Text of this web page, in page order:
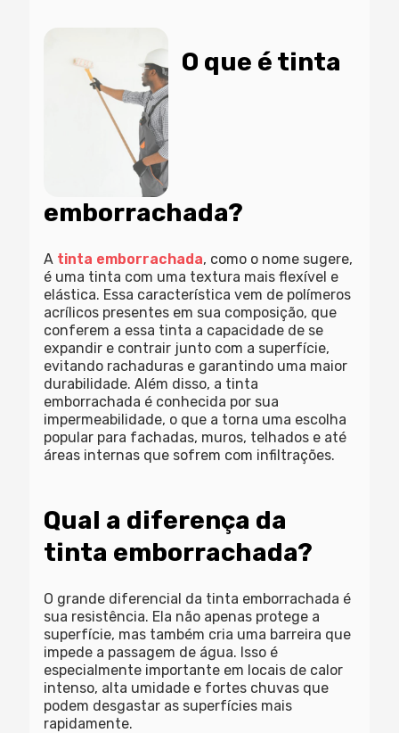
O que é tinta
emborrachada?
A tinta emborrachada, como o nome sugere,
é uma tinta com uma textura mais flexível e
elástica. Essa característica vem de polímeros
acrílicos presentes em sua composição, que
conferem a essa tinta a capacidade de se
expandir e contrair junto com a superfície,
evitando rachaduras e garantindo uma maior
durabilidade. Além disso, a tinta
emborrachada é conhecida por sua
impermeabilidade, o que a torna uma escolha
popular para fachadas, muros, telhados e até
áreas internas que sofrem com infiltrações.
Qual a diferença da
tinta emborrachada?
O grande diferencial da tinta emborrachada é
sua resistência. Ela não apenas protege a
superfície, mas também cria uma barreira que
impede a passagem de água. Isso é
especialmente importante em locais de calor
intenso, alta umidade e fortes chuvas que
podem desgastar as superfícies mais
rapidamente.